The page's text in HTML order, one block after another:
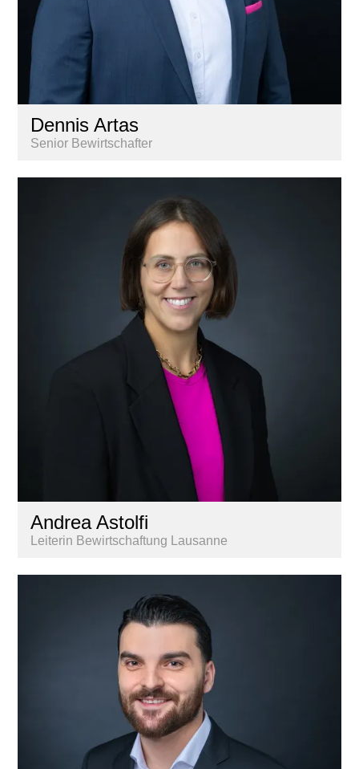
Dennis Artas
Senior Bewirtschafter
Andrea Astolfi
Leiterin Bewirtschaftung Lausanne